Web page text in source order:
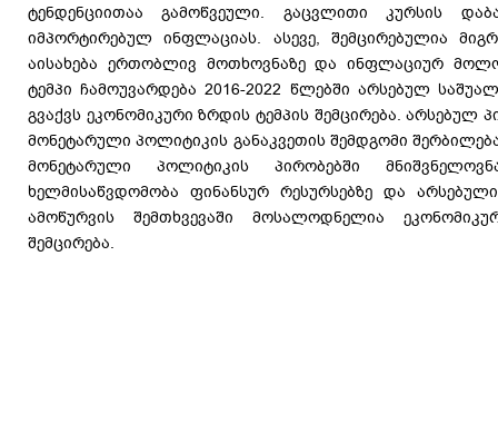
ტენდენციითაა გამოწვეული. გაცვლითი კურსის
იმპორტირებულ ინფლაციას. ასევე, შემცირებულია
აისახება ერთობლივ მოთხოვნაზე და ინფლაციურ
ტემპი ჩამოუვარდება 2016-2022 წლებში არსებულ
გვაქვს ეკონომიკური ზრდის ტემპის შემცირება. არსებულ
მონეტარული პოლიტიკის განაკვეთის შემდგომი
მონეტარული პოლიტიკის პირობებში
ხელმისაწვდომობა ფინანსურ რესურსებზე და
ამოწურვის შემთხვევაში მოსალოდნელია
შემცირება.